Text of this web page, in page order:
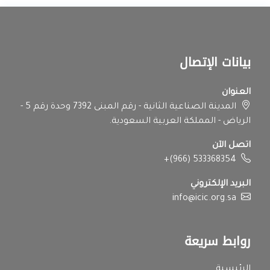
بيانات الإتصال
العنوان
المدينة الصناعية الثانية - رقم المبنى 7392 وحدة رقم 5 -
الرياض - المملكة العربية السعودية.
اتصل الآن
+(966) 533368354
البريد الإلكتروني
info@icic.org.sa
روابط سريعة